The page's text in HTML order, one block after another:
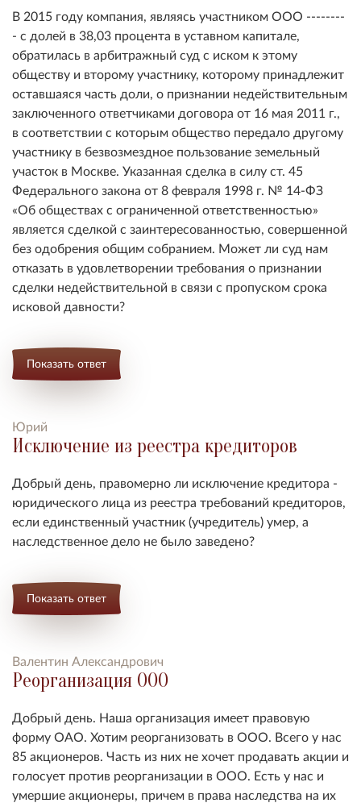
В 2015 году компания, являясь участником ООО --------
- с долей в 38,03 процента в уставном капитале,
обратилась в арбитражный суд с иском к этому
обществу и второму участнику, которому принадлежит
оставшаяся часть доли, о признании недействительным
заключенного ответчиками договора от 16 мая 2011 г.,
в соответствии с которым общество передало другому
участнику в безвозмездное пользование земельный
участок в Москве. Указанная сделка в силу ст. 45
Федерального закона от 8 февраля 1998 г. № 14-ФЗ
«Об обществах с ограниченной ответственностью»
является сделкой с заинтересованностью, совершенной
без одобрения общим собранием. Может ли суд нам
отказать в удовлетворении требования о признании
сделки недействительной в связи с пропуском срока
исковой давности?
Показать ответ
Юрий
Исключение из реестра кредиторов
Добрый день, правомерно ли исключение кредитора -
юридического лица из реестра требований кредиторов,
если единственный участник (учредитель) умер, а
наследственное дело не было заведено?
Показать ответ
Валентин Александрович
Реорганизация ООО
Добрый день. Наша организация имеет правовую
форму ОАО. Хотим реорганизовать в ООО. Всего у нас
85 акционеров. Часть из них не хочет продавать акции и
голосует против реорганизации в ООО. Есть у нас и
умершие акционеры, причем в права наследства на их